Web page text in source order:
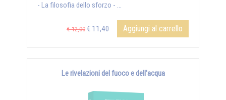
- La filosofia dello sforzo - ...
€ 12,00 € 11,40 Aggiungi al carrello
Le rivelazioni del fuoco e dell'acqua